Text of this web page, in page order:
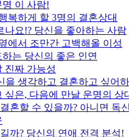
이 사람!
복하게 할 3명의 결혼상대
나요!? 당신을 좋아하는 사람
에서 조만간 고백해올 이성
는 당신의 좋은 인연
진짜 가능성
을 생각하고 결혼하고 싶어
싶은, 다음에 만날 운명의 상
혼할 수 있을까? 아니면 독
까? 당신의 연애 전격 분석!